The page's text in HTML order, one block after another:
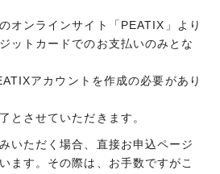
オンラインサイト「PEATIX」より
ットカードでのお支払いのみとな
アカウントを作成の必要があり
とさせていただきます。
いただく場合、直接お申込ページ
ます。その際は、お手数ですがこ